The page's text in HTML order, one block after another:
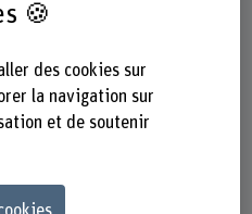
🍪
des cookies sur
la navigation sur
et de soutenir